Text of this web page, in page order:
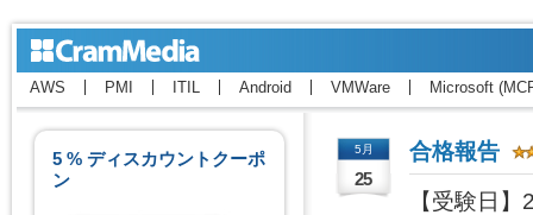
AWS PMI ITIL Android VMWare Microsoft
5 % ディスカウントクーポ
ン
5月
25
合格報告
【受験日